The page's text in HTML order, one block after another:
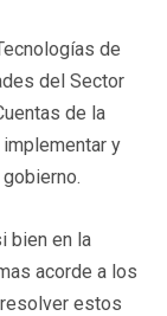
de
del Sector
de la
y
bien en la
acorde a los
estos